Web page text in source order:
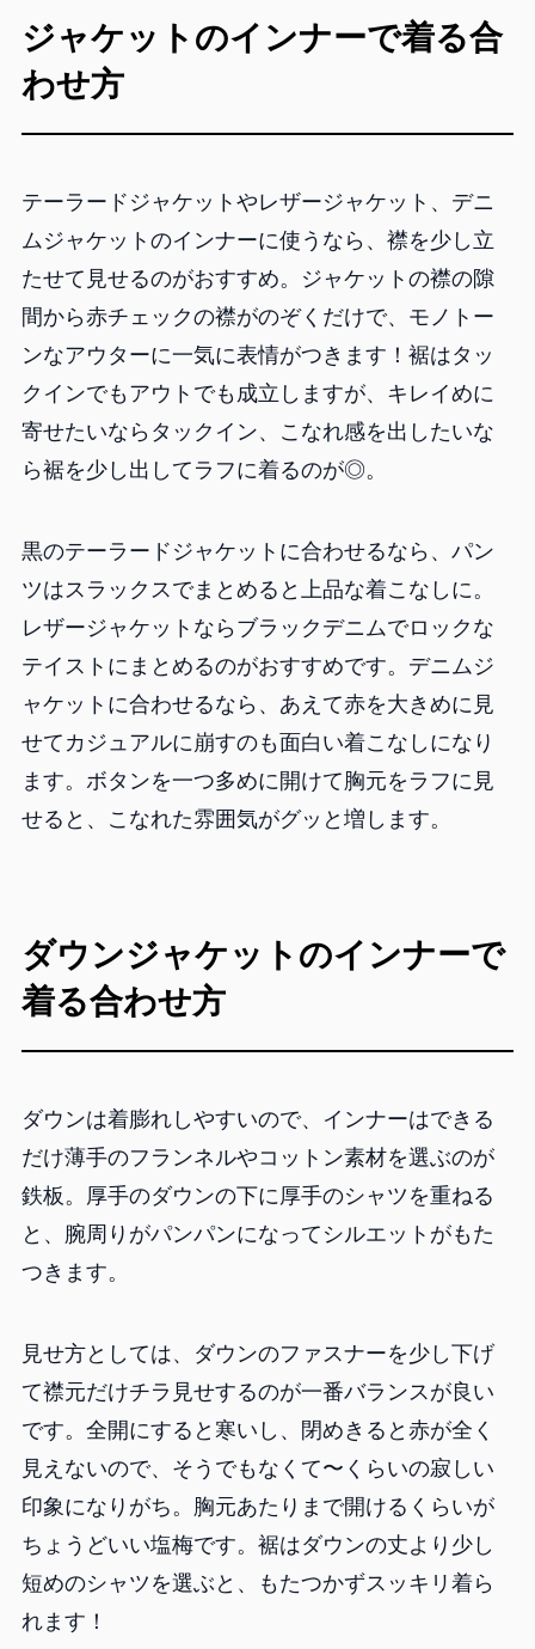
ジャケットのインナーで着る合
わせ方
テーラードジャケットやレザージャケット、デニ
ムジャケットのインナーに使うなら、襟を少し立
たせて見せるのがおすすめ。ジャケットの襟の隙
間から赤チェックの襟がのぞくだけで、モノトー
ンなアウターに一気に表情がつきます！裾はタッ
クインでもアウトでも成立しますが、キレイめに
寄せたいならタックイン、こなれ感を出したいな
ら裾を少し出してラフに着るのが◎。
黒のテーラードジャケットに合わせるなら、パン
ツはスラックスでまとめると上品な着こなしに。
レザージャケットならブラックデニムでロックな
テイストにまとめるのがおすすめです。デニムジ
ャケットに合わせるなら、あえて赤を大きめに見
せてカジュアルに崩すのも面白い着こなしになり
ます。ボタンを一つ多めに開けて胸元をラフに見
せると、こなれた雰囲気がグッと増します。
ダウンジャケットのインナーで
着る合わせ方
ダウンは着膨れしやすいので、インナーはできる
だけ薄手のフランネルやコットン素材を選ぶのが
鉄板。厚手のダウンの下に厚手のシャツを重ねる
と、腕周りがパンパンになってシルエットがもた
つきます。
見せ方としては、ダウンのファスナーを少し下げ
て襟元だけチラ見せするのが一番バランスが良い
です。全開にすると寒いし、閉めきると赤が全く
見えないので、そうでもなくて〜くらいの寂しい
印象になりがち。胸元あたりまで開けるくらいが
ちょうどいい塩梅です。裾はダウンの丈より少し
短めのシャツを選ぶと、もたつかずスッキリ着ら
れます！